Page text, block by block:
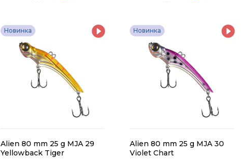
Новинка
Alien 80 mm 25 g MJA 29
Yellowback Tiger
Новинка
Alien 80 mm 25 g MJA 30
Violet Chart